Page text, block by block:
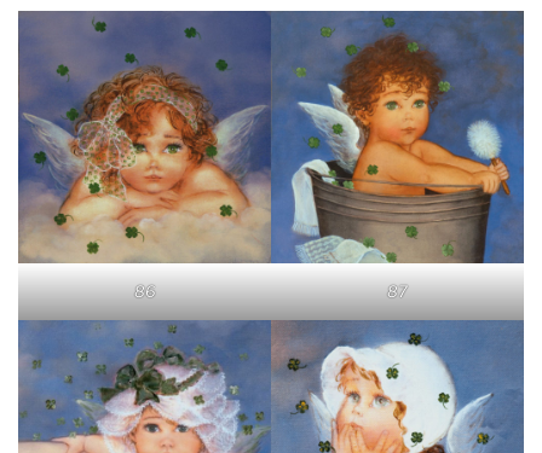
86 87